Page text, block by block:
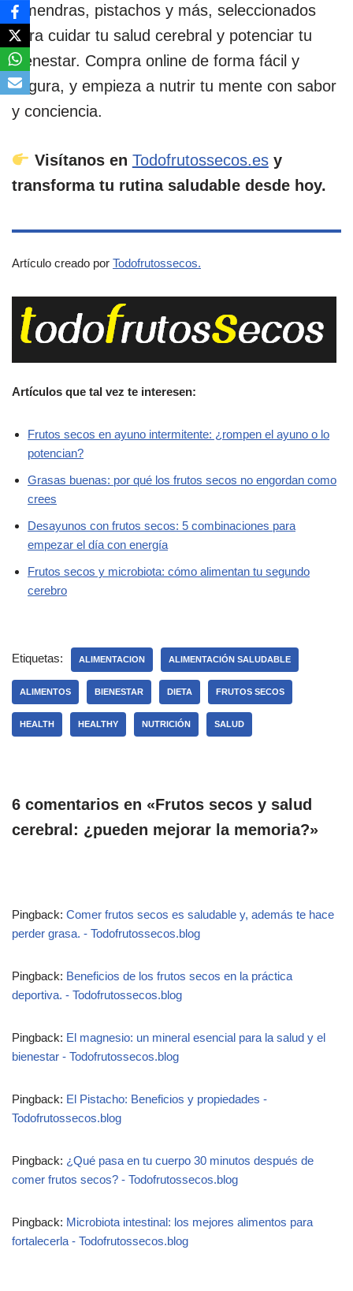
almendras, pistachos y más, seleccionados
para cuidar tu salud cerebral y potenciar tu
bienestar. Compra online de forma fácil y
segura, y empieza a nutrir tu mente con sabor
y conciencia.
Visítanos en Todofrutossecos.esy
transforma tu rutina saludable desde hoy.
Artículo creado por Todofrutossecos.
Artículos que tal vez te interesen:
Frutos secos en ayuno intermitente: ¿rompen el ayuno o lo
potencian?
Grasas buenas: por qué los frutos secos no engordan como
crees
Desayunos con frutos secos: 5 combinaciones para
empezar el día con energía
Frutos secos y microbiota: cómo alimentan tu segundo
cerebro
Etiquetas: ALIMENTACION ALIMENTACIÓN SALUDABLE
ALIMENTOS BIENESTAR DIETA FRUTOS SECOS
HEALTH HEALTHY NUTRICIÓN SALUD
6 comentarios en «Frutos secos y salud
cerebral: ¿pueden mejorar la memoria?»
Pingback: Comer frutos secos es saludable y, además te hace
perder grasa. - Todofrutossecos.blog
Pingback: Beneficios de los frutos secos en la práctica
deportiva. - Todofrutossecos.blog
Pingback: El magnesio: un mineral esencial para la salud y el
bienestar - Todofrutossecos.blog
Pingback: El Pistacho: Beneficios y propiedades -
Todofrutossecos.blog
Pingback: ¿Qué pasa en tu cuerpo 30 minutos después de
comer frutos secos? - Todofrutossecos.blog
Pingback: Microbiota intestinal: los mejores alimentos para
fortalecerla - Todofrutossecos.blog